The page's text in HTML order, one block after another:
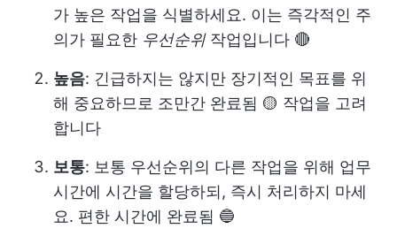
가 높은 작업을 식별하세요. 이는 즉각적인 주
의가 필요한 우선순위작업입니다 🔴
높음: 긴급하지는 않지만 장기적인 목표를 위
해 중요하므로 조만간 완료됨 🟡 작업을 고려
합니다
보통: 보통 우선순위의 다른 작업을 위해 업무
시간에 시간을 할당하되, 즉시 처리하지 마세
요. 편한 시간에 완료됨 🔵